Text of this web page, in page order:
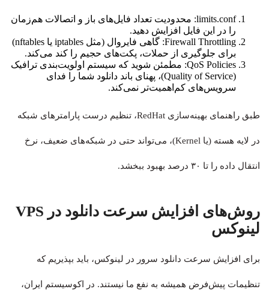
limits.conf: محدودیت تعداد فایل‌های باز و اتصالات هم‌زمان
را در این فایل افزایش دهید.
Firewall Throttling: گاهی فایروال (مثل iptables یا nftables)
برای جلوگیری از حملات، پکت‌های حجیم را کند می‌کند.
QoS Policies: مطمئن شوید که سیستم اولویت‌بندی ترافیک
(Quality of Service)، پهنای باند دانلود شما را فدای
سرویس‌های کم‌اهمیت‌تر نمی‌کند.
طبق راهنمای بهینه‌سازی RedHat، تنظیم درست پارامترهای شبکه
در لایه هسته (یا Kernel)، می‌تواند حتی در شبکه‌های ضعیف، نرخ
انتقال داده را تا ۳۰ درصد بهبود ببخشد.
روش‌های افزایش سرعت دانلود در VPS
لینوکس
برای افزایش سرعت دانلود سرور در لینوکس، باید بپذیریم که
تنظیمات پیش‌فرض همیشه به نفع ما نیستند. در اکوسیستم ایران،